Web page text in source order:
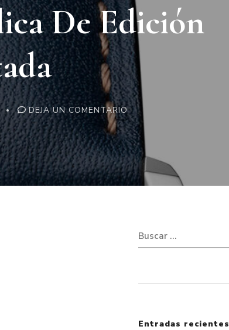
De Edición
DEJA UN COMENTARIOEN
TAG
HEUER
CARRERA
YEAR
OF
THE
TIGER
RELOJ
Buscar:
Entradas recientes